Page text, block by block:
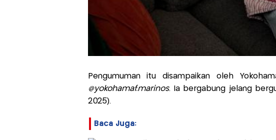
Pengumuman itu disampaikan oleh
@yokohamaf.marinos. Ia bergabung jelang
2025).
Baca Juga: